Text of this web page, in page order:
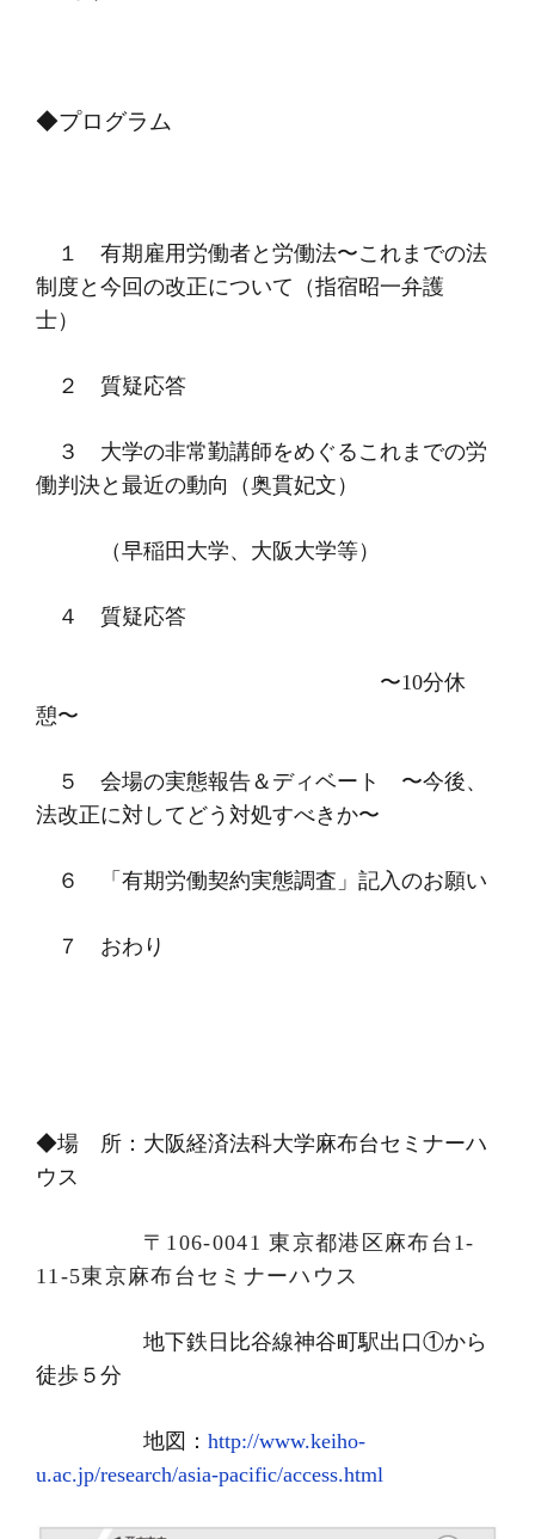
◆プログラム
１ 有期雇用労働者と労働法〜これまでの法
制度と今回の改正について（指宿昭一弁護
士）
２ 質疑応答
３ 大学の非常勤講師をめぐるこれまでの労
働判決と最近の動向（奥貫妃文）
（早稲田大学、大阪大学等）
４ 質疑応答
〜10分休
憩〜
５ 会場の実態報告＆ディベート 〜今後、
法改正に対してどう対処すべきか〜
６ 「有期労働契約実態調査」記入のお願い
７ おわり
◆場 所：大阪経済法科大学麻布台セミナーハ
ウス
〒 106-0041東京都港区麻布台 1-
11-5東京麻布台セミナーハウス
地下鉄日比谷線神谷町駅出口①から
徒歩５分
地図： http://www.keiho-
u.ac.jp/research/asia-pacific/access.html